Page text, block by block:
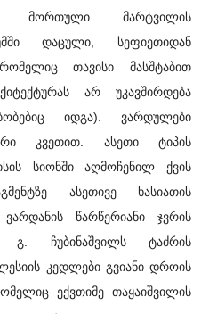
მორთული მარტვილის
დაცული, სეფიეთიდან
თავისი მასშტაბით
არ უკავშირდება
იდგა). ვარდულები
კვეთით. ასეთი ტიპის
სიონში აღმოჩენილ ქვის
ასეთივე ხასიათის
წარწერიანი ჯვრის
გ. ჩუბინაშვილს ტაძრის
კედლები გვიანი დროის
ექვთიმე თაყაიშვილის